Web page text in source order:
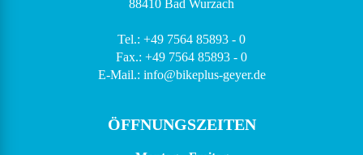
88410 Bad Wurzach
Tel.: +49 7564 85893 - 0
Fax.: +49 7564 85893 - 0
E-Mail.: info@bikeplus-geyer.de
ÖFFNUNGSZEITEN